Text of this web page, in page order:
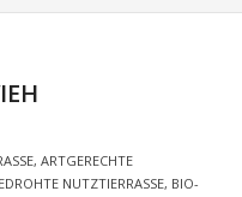
, ARTGERECHTE
NUTZTIERRASSE, BIO-